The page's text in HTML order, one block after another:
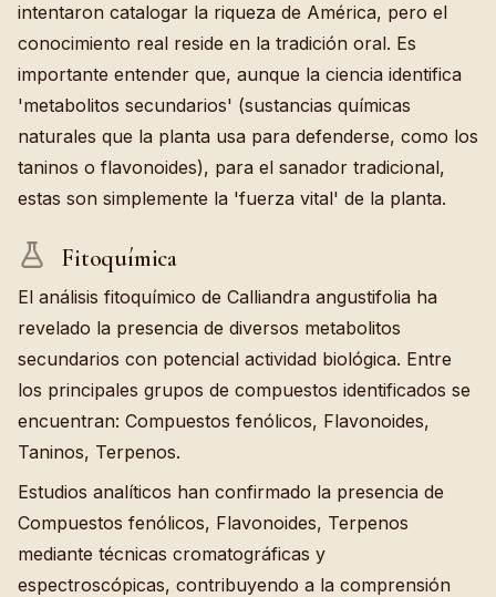
intentaron catalogar la riqueza de América, pero el
conocimiento real reside en la tradición oral. Es
importante entender que, aunque la ciencia identifica
'metabolitos secundarios' (sustancias químicas
naturales que la planta usa para defenderse, como los
taninos o flavonoides), para el sanador tradicional,
estas son simplemente la 'fuerza vital' de la planta.
Fitoquímica
El análisis fitoquímico de Calliandra angustifolia ha
revelado la presencia de diversos metabolitos
secundarios con potencial actividad biológica. Entre
los principales grupos de compuestos identificados se
encuentran: Compuestos fenólicos, Flavonoides,
Taninos, Terpenos.
Estudios analíticos han confirmado la presencia de
Compuestos fenólicos, Flavonoides, Terpenos
mediante técnicas cromatográficas y
espectroscópicas, contribuyendo a la comprensión